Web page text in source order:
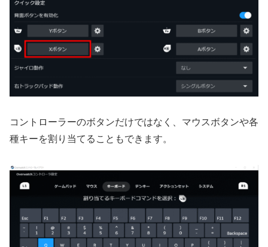
コントローラーのボタンだけではなく、マウスボタンや各
種キーを割り当てることもできます。